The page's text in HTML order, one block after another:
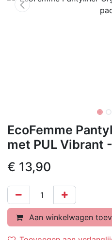
EcoFemme
met PUL Vibrant
€ 13,90
Aan winkelwagen